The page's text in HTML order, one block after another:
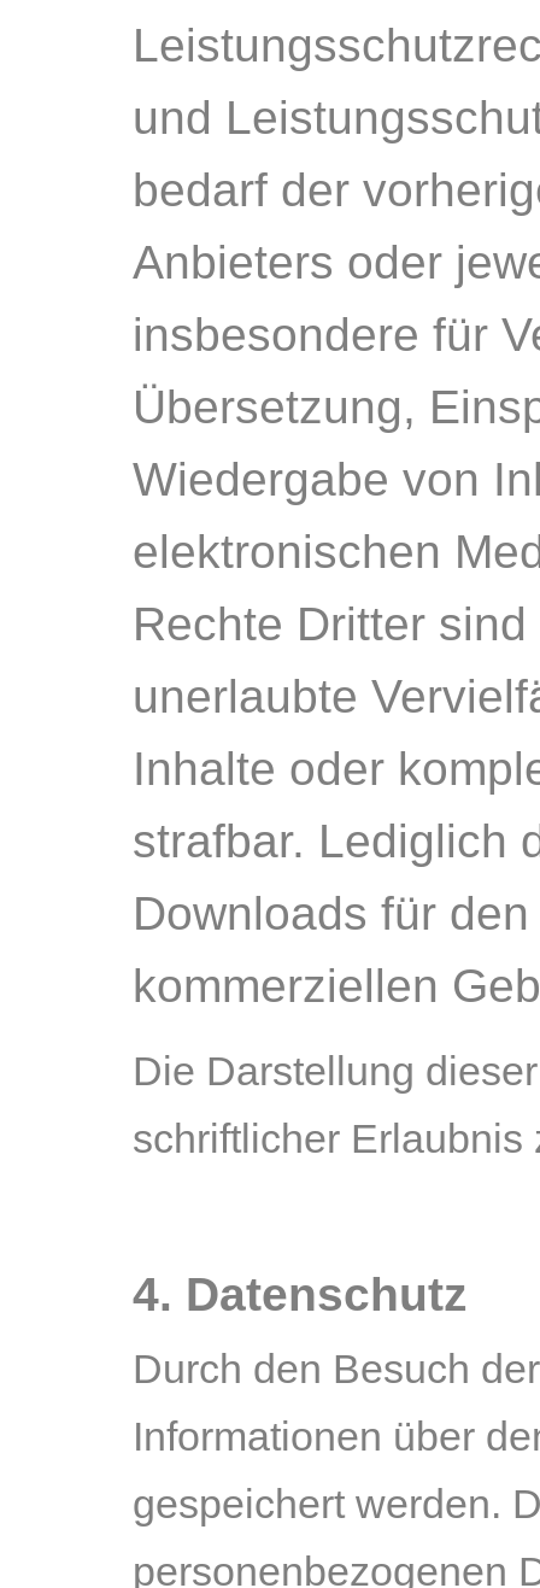
und
bedarf der
Anbieters oder
insbesondere für
Übersetzung,
Wiedergabe von
elektronischen
Rechte Dritter
unerlaubte
Inhalte oder
strafbar. Lediglich
Downloads für
kommerziellen
Die Darstellung
schriftlicher Erlaubnis
4. Datenschutz
Durch den Besuch
Informationen über
gespeichert werden.
personenbezogenen